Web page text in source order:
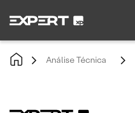
Análise Técnica